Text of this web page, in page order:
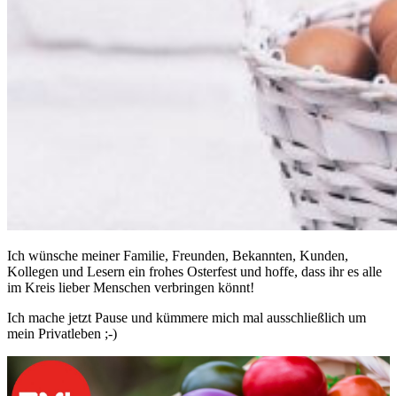
Ich wünsche meiner Familie, Freunden, Bekannten, Kunden,
Kollegen und Lesern ein frohes Osterfest und hoffe, dass ihr es alle
im Kreis lieber Menschen verbringen könnt!
Ich mache jetzt Pause und kümmere mich mal ausschließlich um
mein Privatleben ;-)